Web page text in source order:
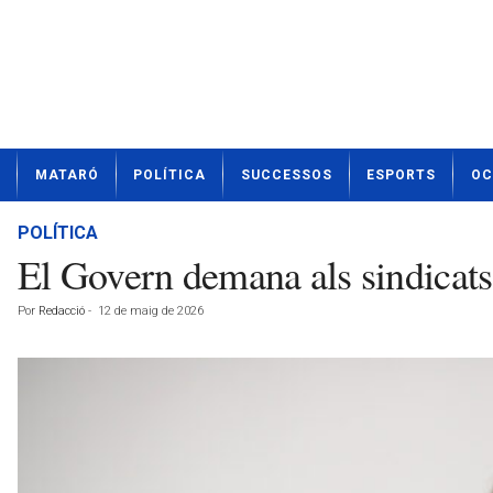
t
MATARÓ POLÍTICA SUCCESSOS ESPORTS OCI
POLÍTICA
El Govern demana als
Por Redacció - 12 de maig de 2026